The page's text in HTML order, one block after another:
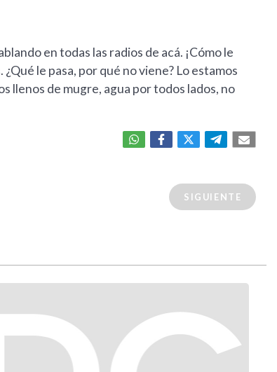
en todas las radios de acá. ¡Cómo le
le pasa, por qué no viene? Lo estamos
llenos de mugre, agua por todos lados, no
SIGUIENTE